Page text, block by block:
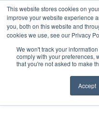
This website stores cookies on
improve your website experience
you, both on this website and
cookies we use, see our Privacy
We won't track your
comply with your preferences,
that you're not asked to make
Accept